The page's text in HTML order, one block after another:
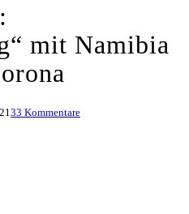
mit Namibia
33 Kommentare